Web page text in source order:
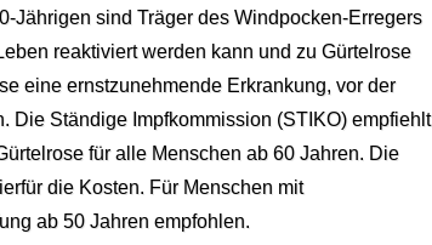
Jährigen sind Träger des Windpocken-Erregers
reaktiviert werden kann und zu Gürtelrose
eine ernstzunehmende Erkrankung, vor der
Die Ständige Impfkommission (STIKO) empfiehlt
für alle Menschen ab 60 Jahren. Die
die Kosten. Für Menschen mit
ab 50 Jahren empfohlen.